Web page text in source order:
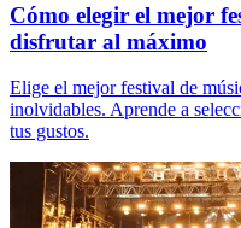
Cómo elegir el mejor
disfrutar al máximo
Elige el mejor festival de
inolvidables. Aprende a
tus gustos.